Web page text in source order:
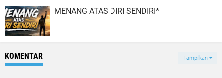
MENANG ATAS DIRI SENDIRI*
KOMENTAR Tampilkan